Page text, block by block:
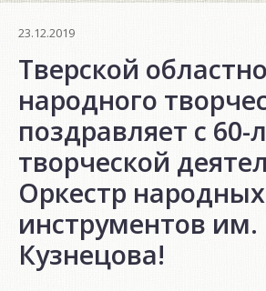
23.12.2019
Тверской
народного
поздравляет с 60-
творческой
Оркестр народных
инструментов
Кузнецова!